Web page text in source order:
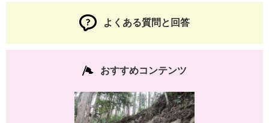
よくある質問と回答
おすすめコンテンツ